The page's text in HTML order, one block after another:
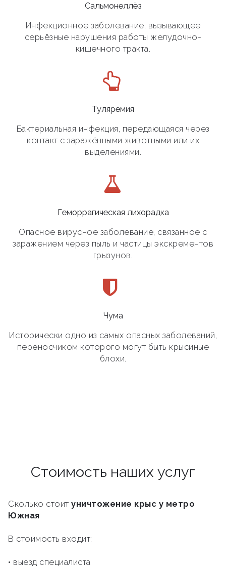
Сальмонеллёз
Инфекционное заболевание, вызывающее
серьёзные нарушения работы желудочно-
кишечного тракта.
Туляремия
Бактериальная инфекция, передающаяся через
контакт с заражёнными животными или их
выделениями.
Геморрагическая лихорадка
Опасное вирусное заболевание, связанное с
заражением через пыль и частицы экскрементов
грызунов.
Чума
Исторически одно из самых опасных заболеваний,
переносчиком которого могут быть крысиные
блохи.
Стоимость наших услуг
Сколько стоит уничтожение крыс у метро
Южная
В стоимость входит:
• выезд специалиста